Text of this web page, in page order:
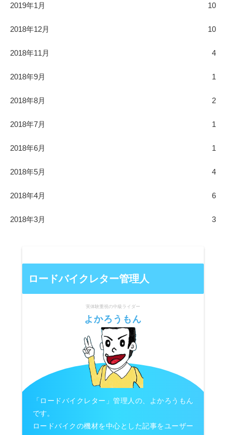
2019年1月 10
2018年12月 10
2018年11月 4
2018年9月 1
2018年8月 2
2018年7月 1
2018年6月 1
2018年5月 4
2018年4月 6
2018年3月 3
ロードバイクレター管理人
実体験重視の中級ライダー
よかろうもん
「ロードバイクレター」管理人の、よかろうもん
です。
ロードバイクの機材を中心とした記事をユーザー